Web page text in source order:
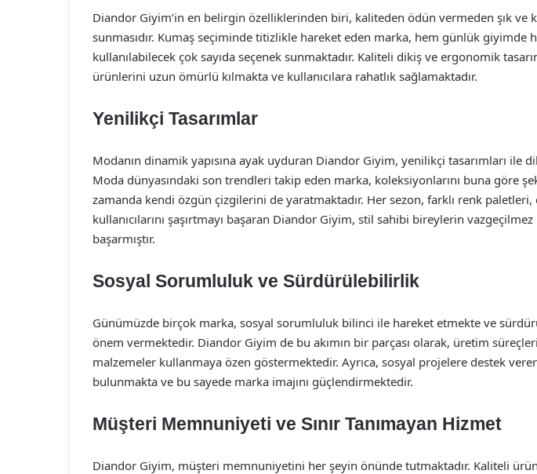
Diandor Giyim’in en belirgin özelliklerinden biri, kaliteden ödün vermeden şık ve
sunmasıdır. Kumaş seçiminde titizlikle hareket eden marka, hem günlük giyimde
kullanılabilecek çok sayıda seçenek sunmaktadır. Kaliteli dikiş ve ergonomik
ürünlerini uzun ömürlü kılmakta ve kullanıcılara rahatlık sağlamaktadır.
Yenilikçi Tasarımlar
Modanın dinamik yapısına ayak uyduran Diandor Giyim, yenilikçi tasarımları ile
Moda dünyasındaki son trendleri takip eden marka, koleksiyonlarını buna göre
zamanda kendi özgün çizgilerini de yaratmaktadır. Her sezon, farklı renk
kullanıcılarını şaşırtmayı başaran Diandor Giyim, stil sahibi bireylerin vazgeçilmez
başarmıştır.
Sosyal Sorumluluk ve Sürdürülebilirlik
Günümüzde birçok marka, sosyal sorumluluk bilinci ile hareket etmekte ve
önem vermektedir. Diandor Giyim de bu akımın bir parçası olarak, üretim
malzemeler kullanmaya özen göstermektedir. Ayrıca, sosyal projelere destek
bulunmakta ve bu sayede marka imajını güçlendirmektedir.
Müşteri Memnuniyeti ve Sınır Tanımayan Hizmet
Diandor Giyim, müşteri memnuniyetini her şeyin önünde tutmaktadır. Kaliteli